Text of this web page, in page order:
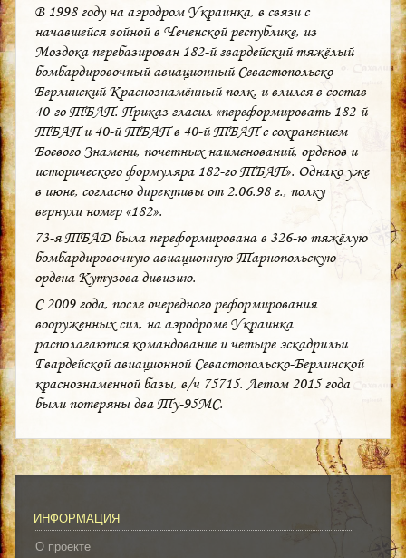
В 1998 году на аэродром Украинка, в связи с
начавшейся войной в Чеченской республике, из
Моздока перебазирован 182-й гвардейский тяжёлый
бомбардировочный авиационный Севастопольско-
Берлинский Краснознамённый полк, и влился в состав
40-го ТБАП. Приказ гласил «переформировать 182-й
ТБАП и 40-й ТБАП в 40-й ТБАП с сохранением
Боевого Знамени, почетных наименований, орденов и
исторического формуляра 182-го ТБАП». Однако уже
в июне, согласно директивы от 2.06.98 г., полку
вернули номер «182».
73-я ТБАД была переформирована в 326-ю тяжёлую
бомбардировочную авиационную Тарнопольскую
ордена Кутузова дивизию.
С 2009 года, после очередного реформирования
вооруженных сил, на аэродроме Украинка
располагаются командование и четыре эскадрильи
Гвардейской авиационной Севастопольско-Берлинской
краснознаменной базы, в/ч 75715. Летом 2015 года
были потеряны два Ту-95МС.
ИНФОРМАЦИЯ
О проекте